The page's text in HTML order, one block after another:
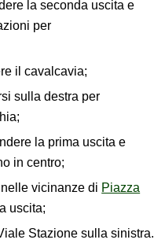
la seconda uscita e
per
il cavalcavia;
sulla destra per
la prima uscita e
in centro;
nelle vicinanze di Piazza
uscita;
Stazione sulla sinistra.